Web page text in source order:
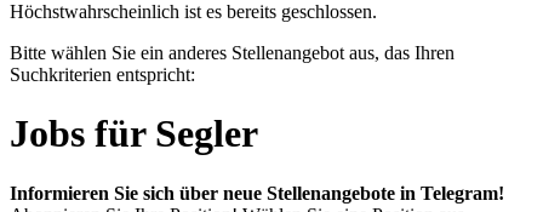
Höchstwahrscheinlich ist es bereits geschlossen.
Bitte wählen Sie ein anderes Stellenangebot aus, das Ihren
Suchkriterien entspricht:
Jobs für Segler
Informieren Sie sich über neue Stellenangebote in Telegram!